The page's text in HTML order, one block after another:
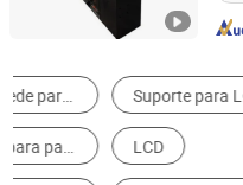
AD Player Monitor